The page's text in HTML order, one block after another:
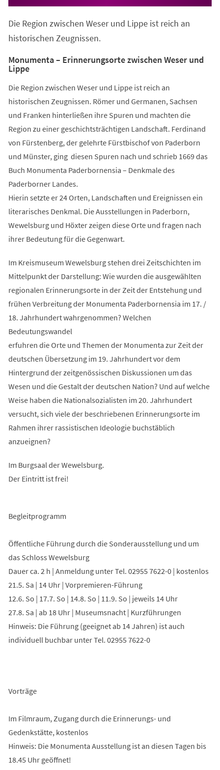
Die Region zwischen Weser und Lippe ist reich an
historischen Zeugnissen.
Monumenta – Erinnerungsorte zwischen Weser und
Lippe
Die Region zwischen Weser und Lippe ist reich an
historischen Zeugnissen. Römer und Germanen, Sachsen
und Franken hinterließen ihre Spuren und machten die
Region zu einer geschichtsträchtigen Landschaft. Ferdinand
von Fürstenberg, der gelehrte Fürstbischof von Paderborn
und Münster, ging diesen Spuren nach und schrieb 1669 das
Buch Monumenta Paderbornensia – Denkmale des
Paderborner Landes.
Hierin setzte er 24 Orten, Landschaften und Ereignissen ein
literarisches Denkmal. Die Ausstellungen in Paderborn,
Wewelsburg und Höxter zeigen diese Orte und fragen nach
ihrer Bedeutung für die Gegenwart.
Im Kreismuseum Wewelsburg stehen drei Zeitschichten im
Mittelpunkt der Darstellung: Wie wurden die ausgewählten
regionalen Erinnerungsorte in der Zeit der Entstehung und
frühen Verbreitung der Monumenta Paderbornensia im 17. /
18. Jahrhundert wahrgenommen? Welchen
Bedeutungswandel
erfuhren die Orte und Themen der Monumenta zur Zeit der
deutschen Übersetzung im 19. Jahrhundert vor dem
Hintergrund der zeitgenössischen Diskussionen um das
Wesen und die Gestalt der deutschen Nation? Und auf welche
Weise haben die Nationalsozialisten im 20. Jahrhundert
versucht, sich viele der beschriebenen Erinnerungsorte im
Rahmen ihrer rassistischen Ideologie buchstäblich
anzueignen?
Im Burgsaal der Wewelsburg.
Der Eintritt ist frei!
Begleitprogramm
Öffentliche Führung durch die Sonderausstellung und um
das Schloss Wewelsburg
Dauer ca. 2 h | Anmeldung unter Tel. 02955 7622-0 | kostenlos
21.5. Sa | 14 Uhr | Vorpremieren-Führung
12.6. So | 17.7. So | 14.8. So | 11.9. So | jeweils 14 Uhr
27.8. Sa | ab 18 Uhr | Museumsnacht | Kurzführungen
Hinweis: Die Führung (geeignet ab 14 Jahren) ist auch
individuell buchbar unter Tel. 02955 7622-0
Vorträge
Im Filmraum, Zugang durch die Erinnerungs- und
Gedenkstätte, kostenlos
Hinweis: Die Monumenta Ausstellung ist an diesen Tagen bis
18.45 Uhr geöffnet!